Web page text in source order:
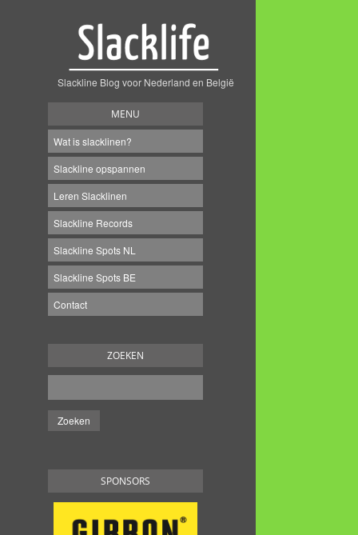
Slackline Blog voor Nederland en België
MENU
Wat is slacklinen?
Slackline opspannen
Leren Slacklinen
Slackline Records
Slackline Spots NL
Slackline Spots BE
Contact
ZOEKEN
SPONSORS